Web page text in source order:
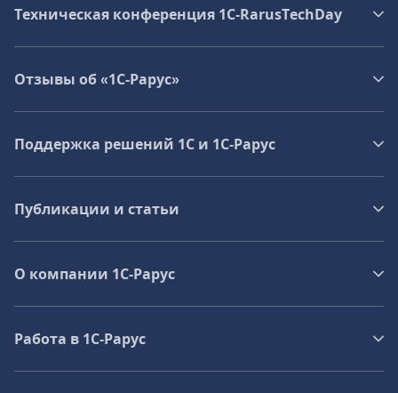
Техническая конференция 1C‑RarusTechDay
Отзывы об «1С-Рарус»
Поддержка решений 1С и 1С‑Рарус
Публикации и статьи
О компании 1C-Рарус
Работа в 1С‑Рарус